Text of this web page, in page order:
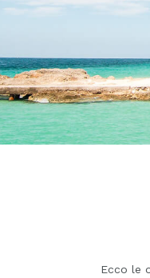
Ecco le